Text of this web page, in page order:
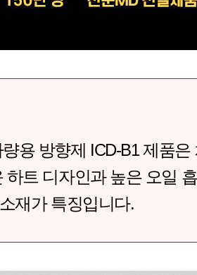
용 방향제 ICD-B1 제품은
트 디자인과 높은 오일
재가 특징입니다.